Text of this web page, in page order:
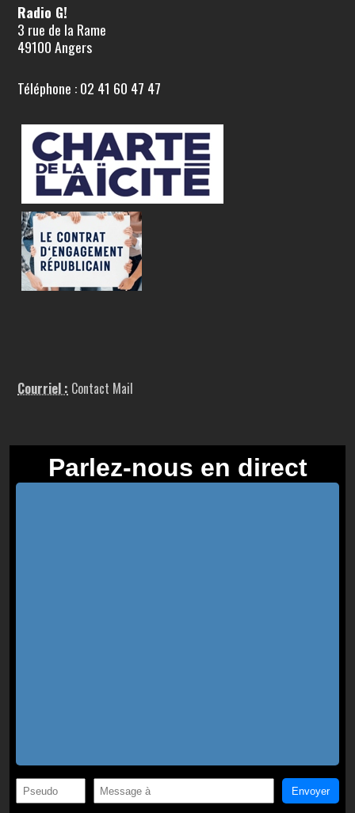
Radio G!
3 rue de la Rame
49100 Angers
Téléphone : 02 41 60 47 47
Courriel : Contact Mail